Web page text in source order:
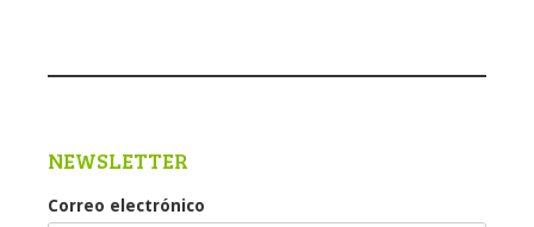
NEWSLETTER
Correo electrónico